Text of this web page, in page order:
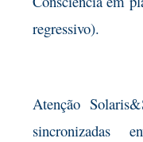
regressivo).
Atenção
sincronizadas